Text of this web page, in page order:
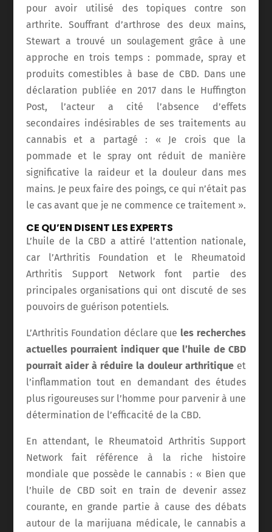
pour avoir utilisé des topiques contre son
arthrite. Souffrant d’arthrose des deux mains,
Stewart a trouvé un soulagement grâce à une
approche en trois temps : pommade, spray et
produits comestibles à base de CBD. Dans une
déclaration publiée en 2017 dans le Huffington
Post, l’acteur a cité l’absence d’effets
secondaires indésirables de ses traitements au
cannabis et a partagé : « Je crois que la
pommade et le spray ont réduit de manière
significative la raideur et la douleur dans mes
mains. Je peux faire des poings, ce qui n’était pas
le cas avant que je ne commence ce traitement ».
CE QU’EN DISENT LES EXPERTS
L’huile de la CBD a attiré l’attention nationale,
car l’Arthritis Foundation et le Rheumatoid
Arthritis Support Network font partie des
principales organisations qui ont discuté de ses
pouvoirs de guérison potentiels.
L’Arthritis Foundation déclare que les recherches
actuelles pourraient indiquer que l’huile de CBD
pourrait aider à réduire la douleur arthritique et
l’inflammation tout en demandant des études
plus rigoureuses sur l’homme pour parvenir à une
détermination de l’efficacité de la CBD.
En attendant, le Rheumatoid Arthritis Support
Network fait référence à la riche histoire
mondiale que possède le cannabis : « Bien que
l’huile de CBD soit en train de devenir assez
courante, en grande partie à cause des débats
autour de la marijuana médicale, le cannabis a